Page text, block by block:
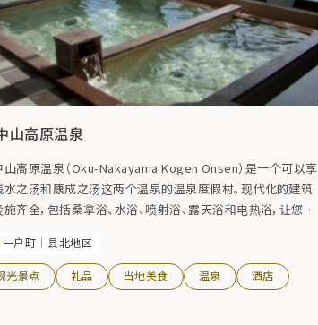
山高原温泉
山高原温泉（Oku-Nakayama Kogen Onsen）是一个可以享
水之汤和康成之汤这两个温泉的温泉度假村。现代化的建筑
施齐全，包括桑拿浴、水浴、喷射浴、露天浴和电热浴，让您尽
烟消云散。弱碱性的泉水对神经痛和关节痛有疗效，还能使皮
。
一户町 县北地区
光景点 礼品 当地美食 温泉 酒店